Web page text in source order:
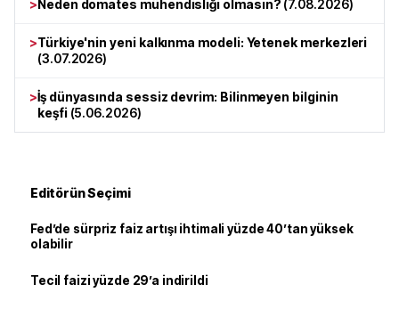
>Neden domates mühendisliği olmasın? (7.08.2026)
>Türkiye'nin yeni kalkınma modeli: Yetenek merkezleri
(3.07.2026)
>İş dünyasında sessiz devrim: Bilinmeyen bilginin
keşfi(5.06.2026)
Editörün Seçimi
Fed’de sürpriz faiz artışı ihtimali yüzde 40’tan yüksek
olabilir
Tecil faizi yüzde 29’a indirildi